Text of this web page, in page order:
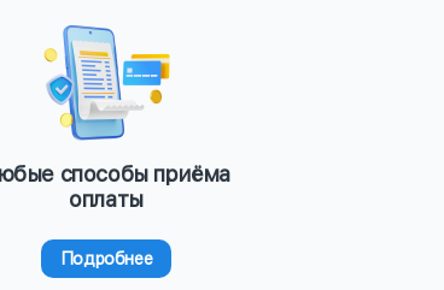
способы приёма
оплаты
Подробнее